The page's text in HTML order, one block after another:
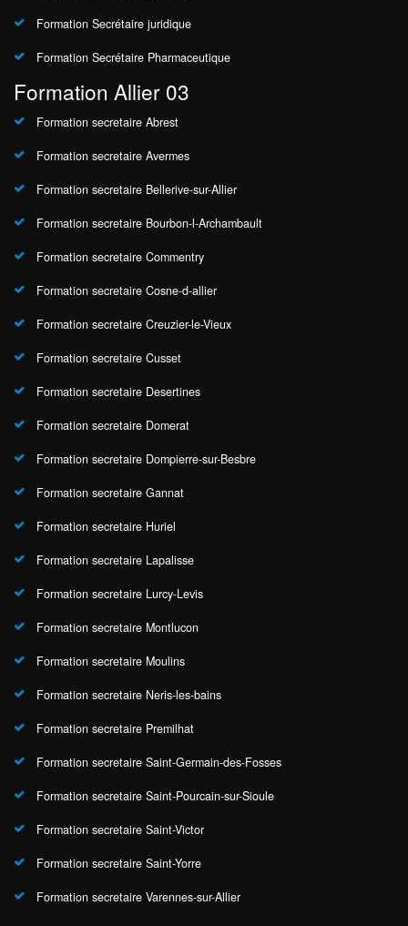
Formation Secrétaire juridique
Formation Secrétaire Pharmaceutique
Formation Allier 03
Formation secretaire Abrest
Formation secretaire Avermes
Formation secretaire Bellerive-sur-Allier
Formation secretaire Bourbon-l-Archambault
Formation secretaire Commentry
Formation secretaire Cosne-d-allier
Formation secretaire Creuzier-le-Vieux
Formation secretaire Cusset
Formation secretaire Desertines
Formation secretaire Domerat
Formation secretaire Dompierre-sur-Besbre
Formation secretaire Gannat
Formation secretaire Huriel
Formation secretaire Lapalisse
Formation secretaire Lurcy-Levis
Formation secretaire Montlucon
Formation secretaire Moulins
Formation secretaire Neris-les-bains
Formation secretaire Premilhat
Formation secretaire Saint-Germain-des-Fosses
Formation secretaire Saint-Pourcain-sur-Sioule
Formation secretaire Saint-Victor
Formation secretaire Saint-Yorre
Formation secretaire Varennes-sur-Allier